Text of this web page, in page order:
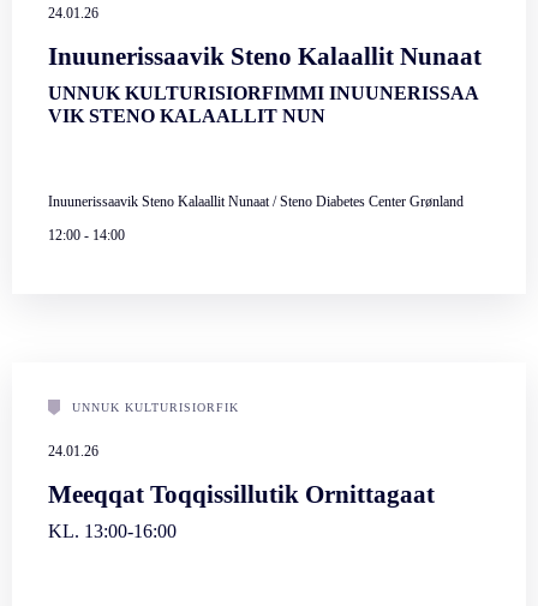
24.01.26
Inuunerissaavik Steno Kalaallit Nunaat
UNNUK KULTURISIORFIMMI INUUNERISSAA
VIK STENO KALAALLIT NUN
Inuunerissaavik Steno Kalaallit Nunaat / Steno Diabetes Center Grønland
12:00 - 14:00
UNNUK KULTURISIORFIK
24.01.26
Meeqqat Toqqissillutik Ornittagaat
KL. 13:00-16:00